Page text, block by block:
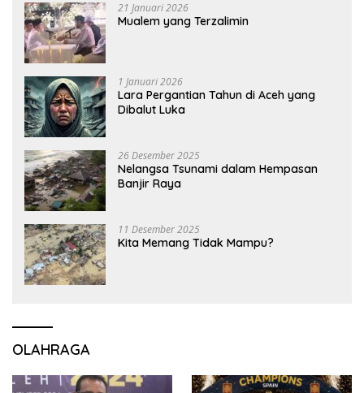
21 Januari 2026
Mualem yang Terzalimin
1 Januari 2026
Lara Pergantian Tahun di Aceh yang
Dibalut Luka
26 Desember 2025
Nelangsa Tsunami dalam Hempasan
Banjir Raya
11 Desember 2025
Kita Memang Tidak Mampu?
OLAHRAGA